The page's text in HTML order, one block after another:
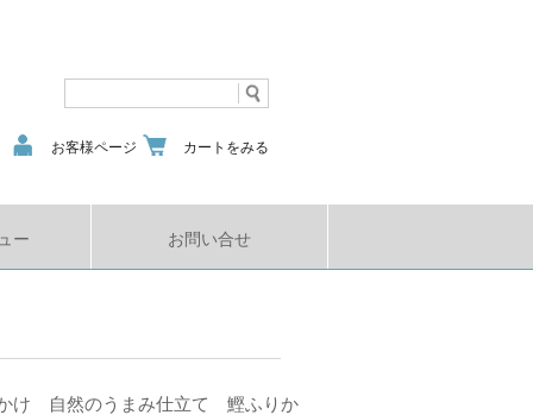
お客様ページ カートをみる
ー お問い合せ
け 自然のうまみ仕立て 鰹ふりか